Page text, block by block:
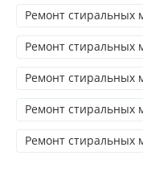
Ремонт стиральных
Ремонт стиральных
Ремонт стиральных
Ремонт стиральных
Ремонт стиральных